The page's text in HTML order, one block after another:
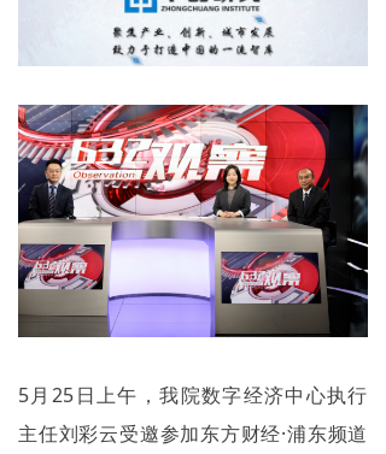
5月 25日上午 ，我院数字经济中心执行
主任刘彩云受邀参加东方财经·浦东频道